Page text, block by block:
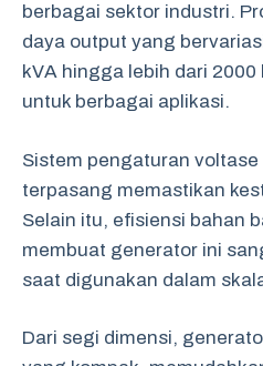
berbagai sektor industri.
daya output yang
kVA hingga lebih dari
untuk berbagai aplikasi.
Sistem pengaturan
terpasang memastikan
Selain itu, efisiensi bahan
membuat generator ini
saat digunakan dalam
Dari segi dimensi,